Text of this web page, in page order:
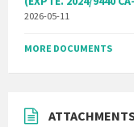
2026-05-11
MORE DOCUMENTS